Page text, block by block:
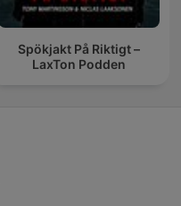
Spökjakt På Riktigt –
LaxTon Podden